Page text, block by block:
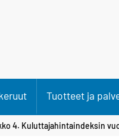
Tuotteet ja
4. Kuluttajahintaindeksin